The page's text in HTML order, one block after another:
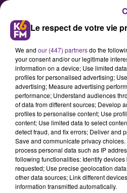
La JDA vous fait
année en C3
Avis aux amateurs
JDA Dijon Basket
une année au
Citroën C3 Aircross !
Le respect de votre vie
We and our (447) partnersdo the
your consent and/or our legitimate
information on a device; Use limited
profiles for personalised advertising;
advertising; Measure advertising
performance; Understand audiences
of data from different sources; Develop
profiles to personalise content; Use
content; Use limited data to select
detect fraud, and fix errors; Deliver and
Save and communicate privacy
process personal data such as IP
following functionalities: Identify
requested; Use precise geolocation
other data sources; Link different
information transmitted automatically.